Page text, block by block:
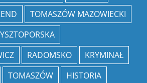
TOMASZÓW MAZOWIECKI
RADOMSKO
KRYMINAŁ
TOMASZÓW
HISTORIA